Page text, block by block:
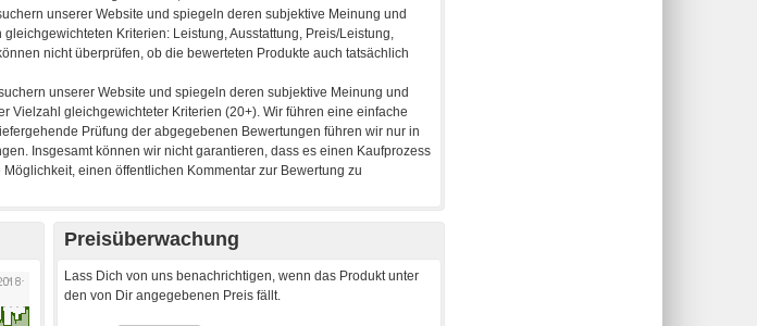
Preisüberwachung
Lass Dich von uns benachrichtigen, wenn das Produkt unter
den von Dir angegebenen Preis fällt.